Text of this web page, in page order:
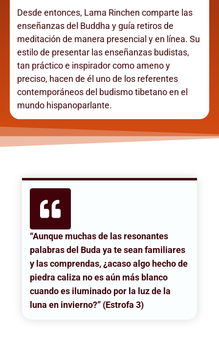
Desde entonces, Lama Rinchen comparte las
enseñanzas del Buddha y guía retiros de
meditación de manera presencial y en línea. Su
estilo de presentar las enseñanzas budistas,
tan práctico e inspirador como ameno y
preciso, hacen de él uno de los referentes
contemporáneos del budismo tibetano en el
mundo hispanoparlante.
“Aunque muchas de las resonantes
palabras del Buda ya te sean familiares
y las comprendas, ¿acaso algo hecho de
piedra caliza no es aún más blanco
cuando es iluminado por la luz de la
luna en invierno?” (Estrofa 3)